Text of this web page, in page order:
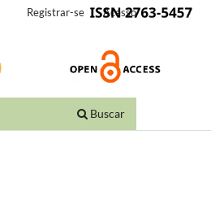
Buscar
Registrar-se Acesso